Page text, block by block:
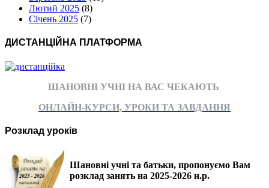
Лютий 2025 (8)
Січень 2025 (7)
ДИСТАНЦІЙНА ПЛАТФОРМА
ШАНОВНІ УЧНІ НА ВАС ЧЕКАЮТЬ
ОНЛАЙН-КУРСИ, УРОКИ ТА ЗАВДАННЯ
Розклад уроків
Шановні учні та батьки, пропонуємо Вам
розклад занять на 2025-2026 н.р.